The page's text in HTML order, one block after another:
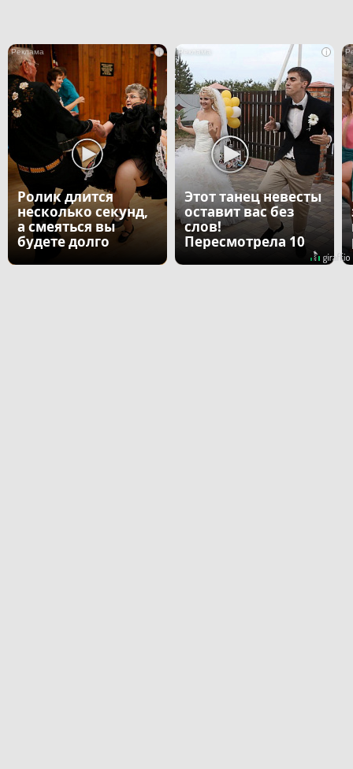
i
Ролик длится
несколько секунд,
а смеяться вы
будете долго
i
Этот танец невесты
оставит вас без
слов!
Пересмотрела 10